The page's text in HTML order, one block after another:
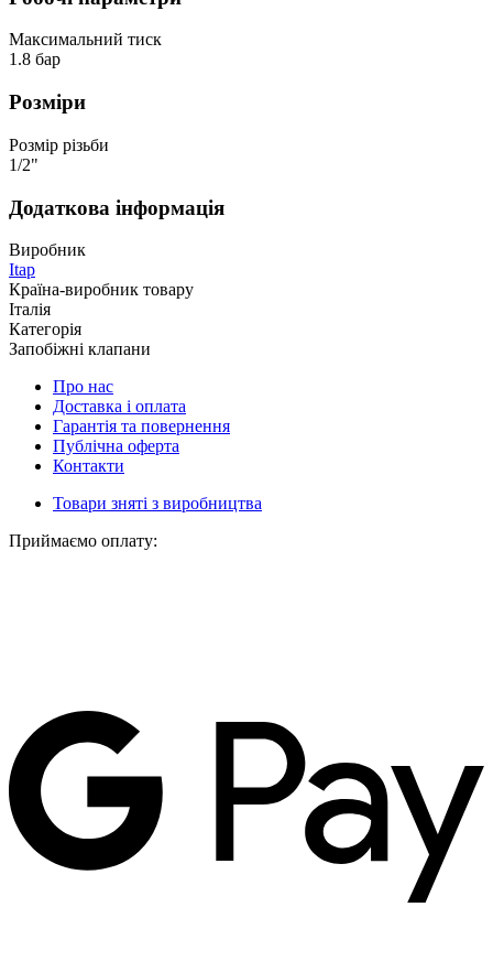
Максимальний тиск
1.8 бар
Розміри
Розмір різьби
1/2"
Додаткова інформація
Виробник
Itap
Країна-виробник товару
Італія
Категорія
Запобіжні клапани
Про нас
Доставка і оплата
Гарантія та повернення
Публічна оферта
Контакти
Товари зняті з виробництва
Приймаємо оплату: